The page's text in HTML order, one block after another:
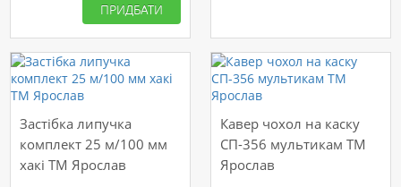
ПРИДБАТИ
Застібка липучка
комплект 25 м/100 мм
хакі ТМ Ярослав
Кавер чохол на каску
СП-356 мультикам ТМ
Ярослав